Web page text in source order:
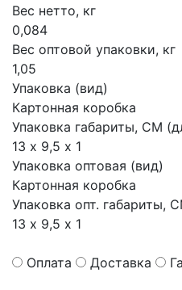
Вес нетто, кг
0,084
Вес оптовой упаковки, кг
1,05
Упаковка (вид)
Картонная коробка
Упаковка габариты, СМ
13 х 9,5 х 1
Упаковка оптовая (вид)
Картонная коробка
Упаковка опт. габариты,
13 х 9,5 х 1
Оплата Доставка